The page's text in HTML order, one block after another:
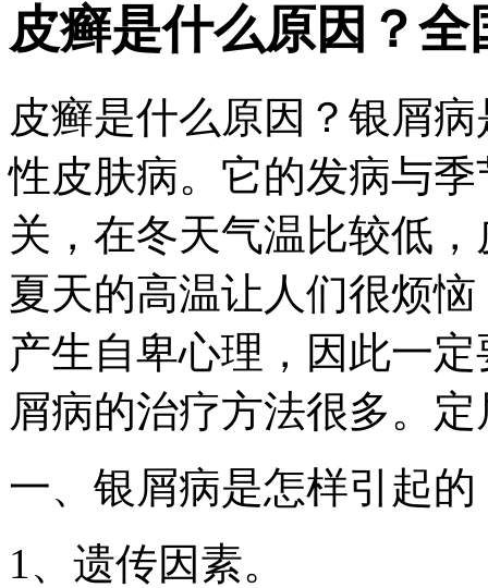
皮癣是什么原因？
皮癣是什么原因？银屑
性皮肤病。它的发病与
关，在冬天气温比较低
夏天的高温让人们很烦
产生自卑心理，因此一
屑病的治疗方法很多。
一、银屑病是怎样引起的
1、遗传因素。